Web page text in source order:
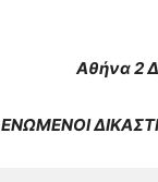
Αθήνα 2
ΕΝΩΜΕΝΟΙ